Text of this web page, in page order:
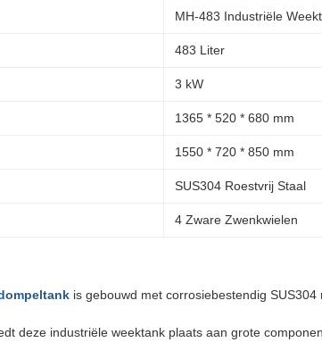
MH-483 Industriële
483 Liter
3 kW
1365 * 520 * 680 mm
1550 * 720 * 850 mm
SUS304 Roestvrij Staal
4 Zware Zwenkwielen
is gebouwd met corrosiebestendig
deze industriële weektank plaats aan grote